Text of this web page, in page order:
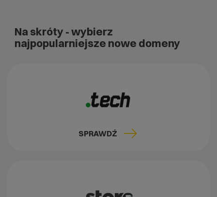
Na skróty - wybierz
najpopularniejsze nowe domeny
SPRAWDŹ